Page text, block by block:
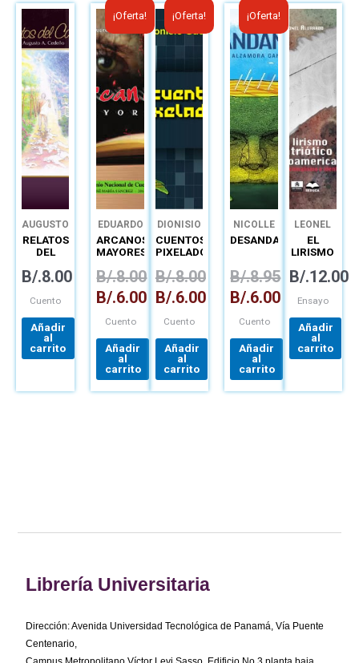
AUGUSTO
CEDEÑO
RELATOS
DEL
B/.8.00
Cuento
Añadir
al
carrito
¡Oferta!
EDUARDO
JASPE
LESCURE
ARCANOS
MAYORES
B/.8.00
El
precio
original
era:
B/.8.00.
B/.6.00
El
precio
actual
es:
B/.6.00.
Cuento
Añadir
al
carrito
¡Oferta!
DIONISIO
GUERRA
CUENTOS
PIXELADOS
B/.8.00
El
precio
original
era:
B/.8.00.
B/.6.00
El
precio
es:
B/.6.00.
Cuento
Añadir
al
carrito
¡Oferta!
NICOLLE
ALZAMORA
CANDANEDO
DESANDANZAS
B/.8.95
precio
original
era:
B/.8.95.
B/.6.00
El
precio
actual
es:
B/.6.00.
Cuento
Añadir
al
carrito
LEONEL
ALVARADO
EL
LIRISMO
B/.12.00
Ensayo
Añadir
al
carrito
Librería Universitaria
Dirección: Avenida Universidad Tecnológica de Panamá, Vía Puente
Centenario,